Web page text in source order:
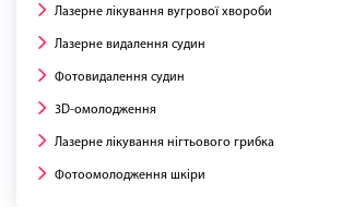
Лазерне лікування вугрової хвороби
Лазерне видалення судин
Фотовидалення судин
3D-омолодження
Лазерне лікування нігтьового грибка
Фотоомолодження шкіри